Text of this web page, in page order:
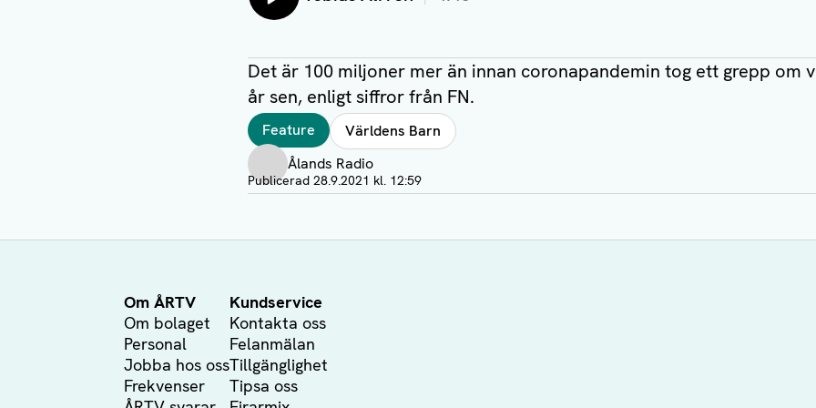
Det är 100 miljoner mer än innan coronapandemin tog ett grepp om
år sen, enligt siffror från FN.
Taggar
Feature Världens Barn
Författare
Ålands Radio
Visa profil
Publicerad 28.9.2021 kl. 12:59
Om ÅRTV
Om bolaget
Personal
Jobba hos oss
Frekvenser
Kundservice
Kontakta oss
Felanmälan
Tillgänglighet
Tipsa oss